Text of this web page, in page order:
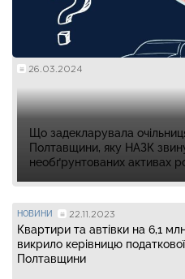
26.03.2024
Що задекларувала
Полтавщини, яку НАЗК
необґрунтованих активах
НОВИНИ 22.11.2023
Квартири та автівки на 6,1
викрило керівницю
Полтавщини